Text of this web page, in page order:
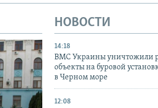
НОВОСТИ
14:18
ВМС Украины уничтожили
объекты на буровой
в Черном море
12:08